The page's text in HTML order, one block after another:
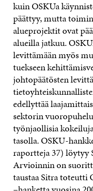
kuin OSKUa
päättyy, mutta
alueprojektit ovat
alueilla jatkuu.
levittämään myös
tuekseen
johtopäätösten
edellyttää
sektorin
työnjaollisia
tasolla. OSKU-
raportteja 37) löytyy
Arvioinnin on
taustaa Sitra toteutti